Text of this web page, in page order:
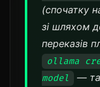
(спочатку
зі шляхом
переказів
ollama
model
—